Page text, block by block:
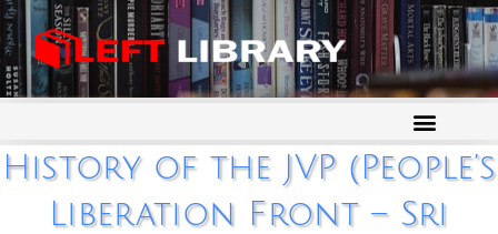
History of the JVP (People’s
Liberation Front – Sri